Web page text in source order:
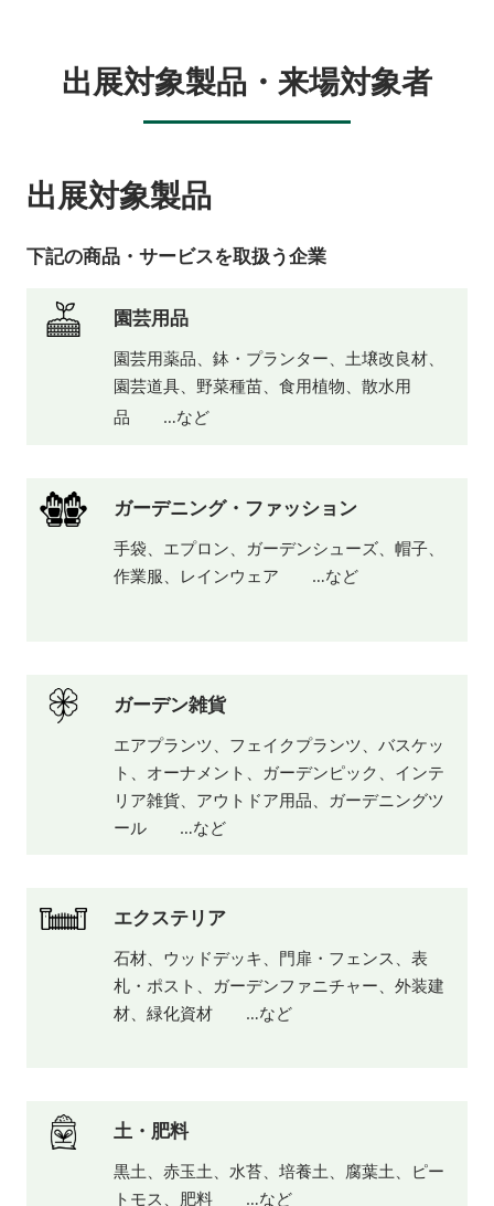
出展対象製品・来場対象者
出展対象製品
下記の商品・サービスを取扱う企業
園芸用品
園芸用薬品、鉢・プランター、土壌改良材、
園芸道具、野菜種苗、食用植物、散水用
品 …など
ガーデニング・ファッション
手袋、エプロン、ガーデンシューズ、帽子、
作業服、レインウェア …など
ガーデン雑貨
エアプランツ、フェイクプランツ、バスケッ
ト、オーナメント、ガーデンピック、インテ
リア雑貨、アウトドア用品、ガーデニングツ
ール …など
エクステリア
石材、ウッドデッキ、門扉・フェンス、表
札・ポスト、ガーデンファニチャー、外装建
材、緑化資材 …など
土・肥料
黒土、赤玉土、水苔、培養土、腐葉土、ピー
トモス、肥料 …など